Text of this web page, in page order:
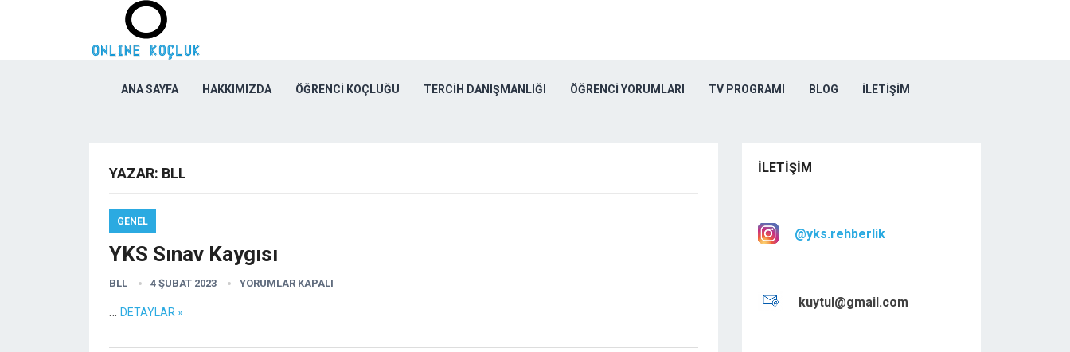
ANA SAYFA HAKKIMIZDA ÖĞRENCI KOÇLUĞU TERCIH DANIŞMANLIĞI ÖĞRENCI YORUMLARI TV PROGRAMI BLOG İLETIŞIM
YAZAR: BLL
GENEL
YKS Sınav Kaygısı
BLL 4 ŞUBAT 2023 YORUMLAR KAPALI
… DETAYLAR »
İLETIŞIM
@yks.rehberlik
kuytul@gmail.com